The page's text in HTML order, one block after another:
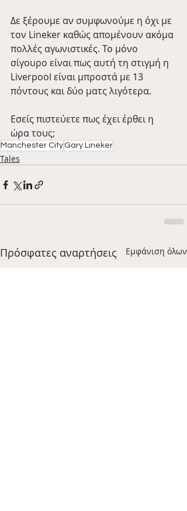
Δε ξέρουμε αν συμφωνούμε η όχι με
τον Lineker καθώς απομένουν ακόμα
πολλές αγωνιστικές. Το μόνο
σίγουρο είναι πως αυτή τη στιγμή η
Liverpool είναι μπροστά με 13
πόντους και δύο ματς λιγότερα.
Εσείς πιστεύετε πως έχει έρθει η
ώρα τους;
Manchester City Gary Lineker
Tales
Πρόσφατες αναρτήσεις Εμφάνιση όλων